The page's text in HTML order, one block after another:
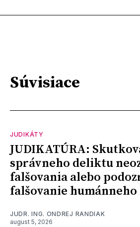
Súvisiace
JUDIKÁTY
JUDIKATÚRA:
správneho deliktu
falšovania alebo
falšovanie
JUDR. ING. ONDREJ RANDIAK
august 5, 2026